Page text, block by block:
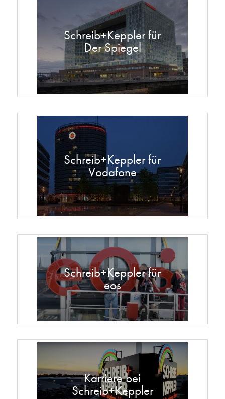
Schreib+Keppler für
Der Spiegel
Schreib+Keppler für
Vodafone
Schreib+Keppler für
eos
Karriere bei
Schreib+Keppler